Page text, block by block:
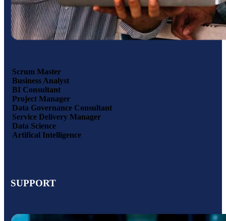
Scrum Master
Business Analyst
BI Consultant
Project Manager
Data Governance Consultant
Service Delivery Manager
Data Science
Artifical Intelligence
SUPPORT